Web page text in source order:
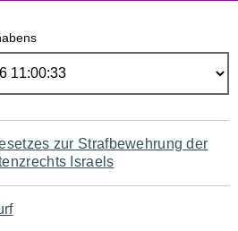
zur Strafbewehrung der
Israels